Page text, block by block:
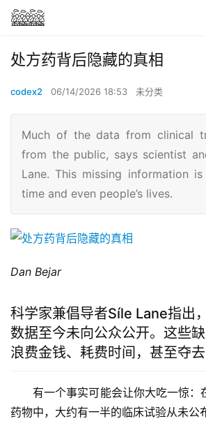
处方药背后隐藏的真相
codex2 06/14/2026 18:53 未分类
Much of the data from clinical
from the public, says scientist
Lane. This missing information
time and even people’s lives.
Dan Bejar
科学家兼倡导者Síle Lane指出
数据至今未向公众公开。这些
浪费金钱、耗费时间，甚至夺去
有一个事实可能会让你大吃一惊：
药物中，大约有一半的临床试验从未公